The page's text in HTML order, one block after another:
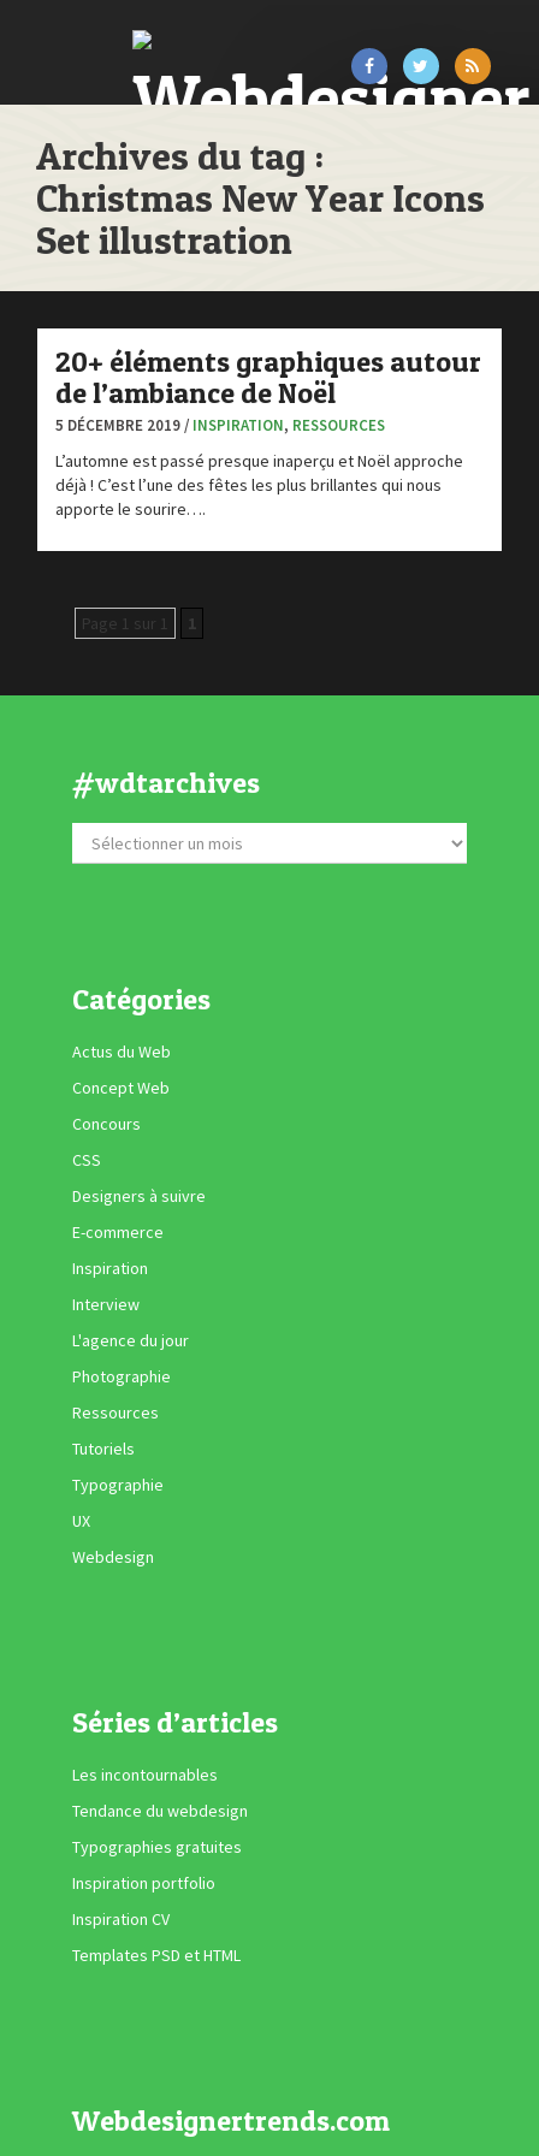
Archives du tag :
Christmas New Year Icons
Set illustration
20+ éléments graphiques autour
de l’ambiance de Noël
5 DÉCEMBRE 2019 / INSPIRATION, RESSOURCES
L’automne est passé presque inaperçu et Noël approche
déjà ! C’est l’une des fêtes les plus brillantes qui nous
apporte le sourire….
Page 1 sur 1 1
#wdtarchives
Catégories
Actus du Web
Concept Web
Concours
CSS
Designers à suivre
E-commerce
Inspiration
Interview
L'agence du jour
Photographie
Ressources
Tutoriels
Typographie
UX
Webdesign
Séries d’articles
Les incontournables
Tendance du webdesign
Typographies gratuites
Inspiration portfolio
Inspiration CV
Templates PSD et HTML
Webdesignertrends.com